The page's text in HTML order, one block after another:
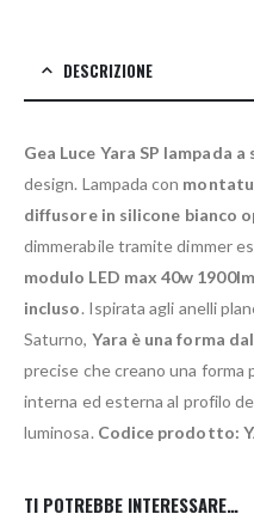
DESCRIZIONE
Gea Luce Yara SP lampada
design. Lampada con
diffusore in silicone bianco
dimmerabile tramite dimmer
modulo LED max 40w
incluso. Ispirata agli anelli
Saturno, Yara è una forma
precise che creano una forma
interna ed esterna al profilo
luminosa. Codice prodotto:
TI POTREBBE INTERESSARE…